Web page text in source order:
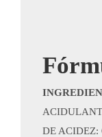
DE ACIDEZ: